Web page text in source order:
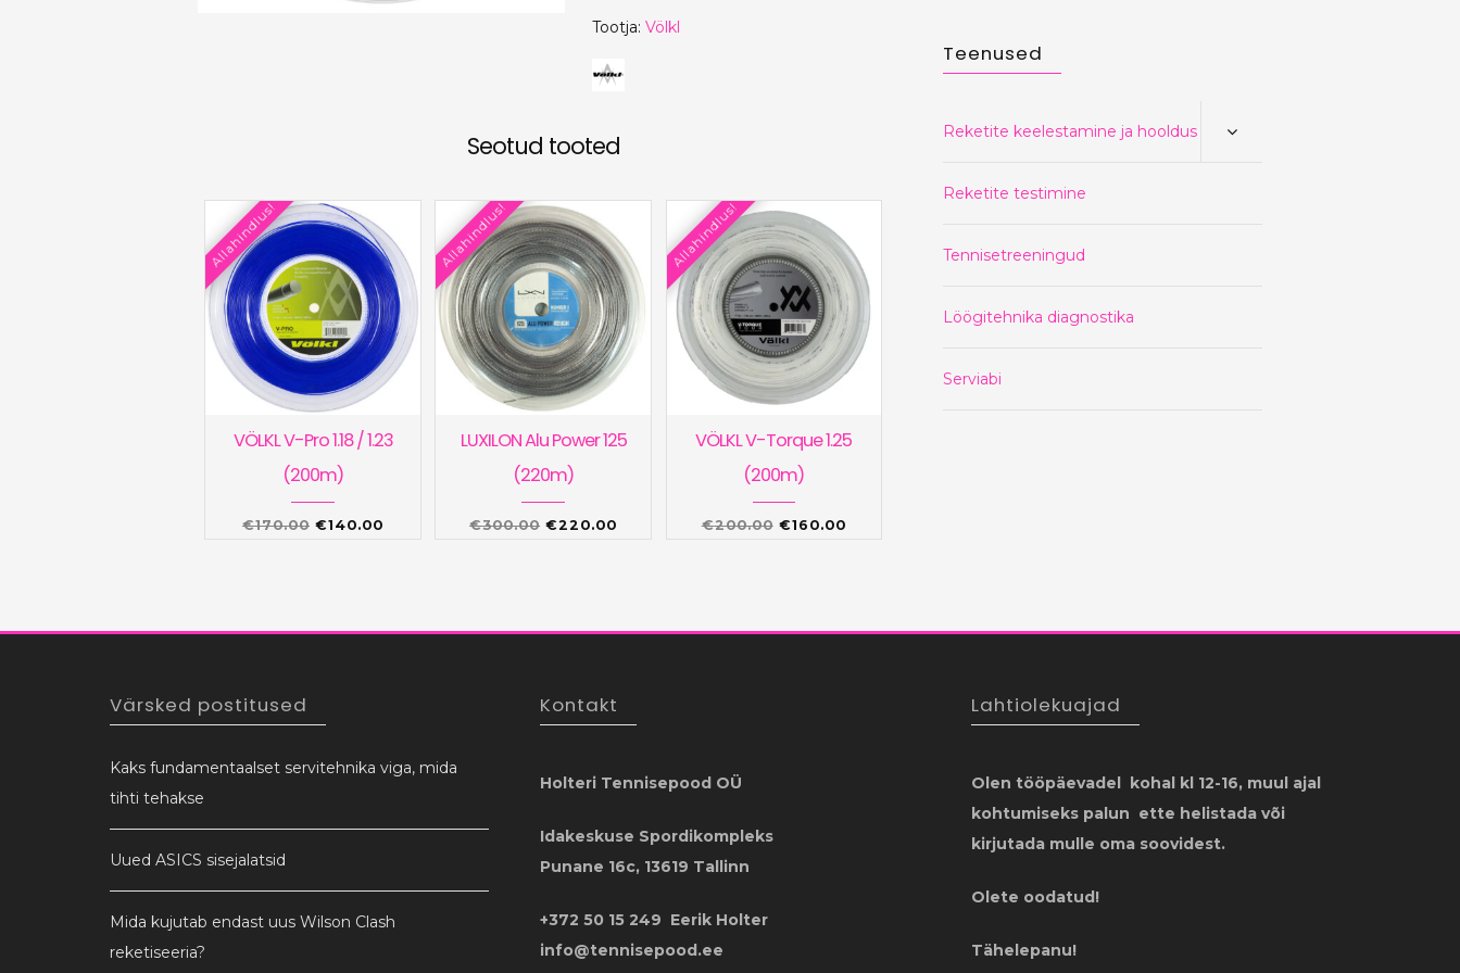
Tootja:Völkl
Seotud tooted
Allahindlus!
VÖLKL V-Pro 1.18 / 1.23
(200m)
€170.00 Algne
€140.00
Allahindlus!
LUXILON Alu Power 125
(220m)
€300.00 Algne
€220.00 Praegune
Allahindlus!
VÖLKL V-Torque 1.25
(200m)
€200.00 Algne
€160.00Praegune
Teenused
Reketite keelestamine ja hooldus
Reketite testimine
Tennisetreeningud
Löögitehnika diagnostika
Serviabi
Värsked postitused
Kaks fundamentaalset servitehnika viga, mida
tihti tehakse
Uued ASICS sisejalatsid
Mida kujutab endast uus Wilson Clash
reketiseeria?
Kontakt
Holteri Tennisepood OÜ
Idakeskuse Spordikompleks
Punane 16c, 13619 Tallinn
+372 50 15 249 Eerik Holter
info@tennisepood.ee
Lahtiolekuajad
Olen tööpäevadel kohal kl 12-16, muul ajal
kohtumiseks palun ette helistada või
kirjutada mulle oma soovidest.
Olete oodatud!
Tähelepanu!